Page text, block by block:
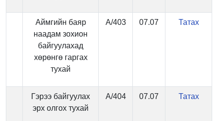
Аймгийн баяр
наадам зохион
байгуулахад
хөрөнгө гаргах
тухай
А/403 07.07 Татах
Гэрээ байгуулах
эрх олгох тухай
А/404 07.07 Татах